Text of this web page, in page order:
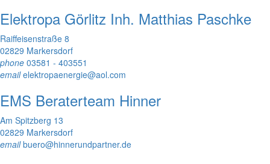
Elektropa Görlitz Inh. Matthias Paschke
Raiffeisenstraße 8
02829 Markersdorf
phone 03581 - 403551
emailelektropaenergie@aol.com
EMS Beraterteam Hinner
Am Spitzberg 13
02829 Markersdorf
emailbuero@hinnerundpartner.de